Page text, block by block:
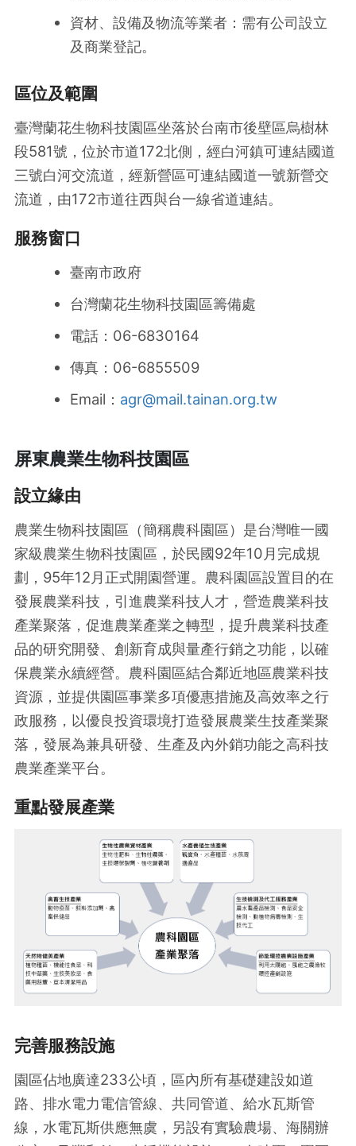
資材、設備及物流等業者：需有公司設立
及商業登記。
區位及範圍
臺灣蘭花生物科技園區坐落於台南市後壁區烏樹林
段581號，位於市道172北側，經白河鎮可連結國道
三號白河交流道，經新營區可連結國道一號新營交
流道，由172市道往西與台一線省道連結。
服務窗口
臺南市政府
台灣蘭花生物科技園區籌備處
電話：06-6830164
傳真：06-6855509
Email： agr@mail.tainan.org.tw
屏東農業生物科技園區
設立緣由
農業生物科技園區（簡稱農科園區）是台灣唯一國
家級農業生物科技園區，於民國92年10月完成規
劃，95年12月正式開園營運。農科園區設置目的在
發展農業科技，引進農業科技人才，營造農業科技
產業聚落，促進農業產業之轉型，提升農業科技產
品的研究開發、創新育成與量產行銷之功能，以確
保農業永續經營。農科園區結合鄰近地區農業科技
資源，並提供園區事業多項優惠措施及高效率之行
政服務，以優良投資環境打造發展農業生技產業聚
落，發展為兼具研發、生產及內外銷功能之高科技
農業產業平台。
重點發展產業
完善服務設施
園區佔地廣達233公頃，區內所有基礎建設如道
路、排水電力電信管線、共同管道、給水瓦斯管
線，水電瓦斯供應無虞，另設有實驗農場、海關辦